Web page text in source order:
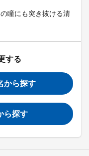
瞳にも突き抜ける清
する
から探す
ら探す